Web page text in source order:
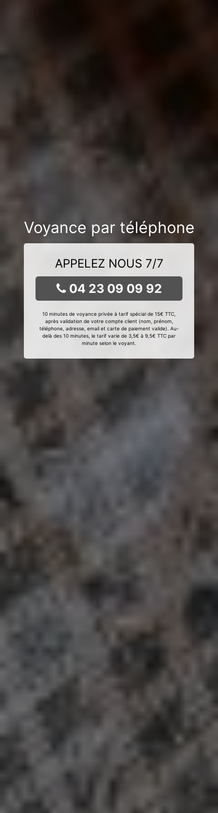
Voyance par téléphone
APPELEZ NOUS 7/7
04 23 09 09 92
10 minutes de voyance privée à tarif spécial de 15€ TTC,
après validation de votre compte client (nom, prénom,
téléphone, adresse, email et carte de paiement valide). Au-
delà des 10 minutes, le tarif varie de 3,5€ à 9,5€ TTC par
minute selon le voyant.